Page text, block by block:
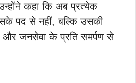
कहा कि अब प्रत्येक
पद से नहीं, बल्कि उसकी
और जनसेवा के प्रति समर्पण से